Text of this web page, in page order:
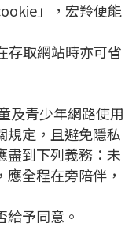
」，宏羚便能
存取網站時亦可省
及青少年網路使用
規定，且避免隱私
盡到下列義務：未
全程在旁陪伴，
予同意。